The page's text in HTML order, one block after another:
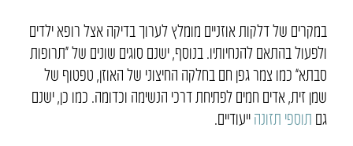
במקרים של דלקות אוזניים מומלץ לערוך בדיקה אצל רופא ילדים
ולפעול בהתאם להנחיותיו. בנוסף, ישנם סוגים שונים של “תרופות
סבתא” כמו צמר גפן חם בחלקה החיצוני של האוזן, טפטוף של
שמן זית, אדים חמים לפתיחת דרכי הנשימה וכדומה. כמו כן, ישנם
גם תוספי תזונהייעודיים.